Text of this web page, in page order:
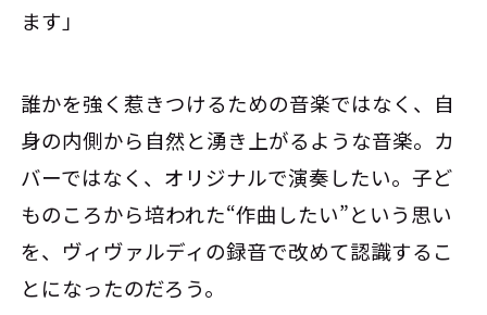
ます」
誰かを強く惹きつけるための音楽ではなく、自
身の内側から自然と湧き上がるような音楽。カ
バーではなく、オリジナルで演奏したい。子ど
ものころから培われた“作曲したい”という思い
を、ヴィヴァルディの録音で改めて認識するこ
とになったのだろう。